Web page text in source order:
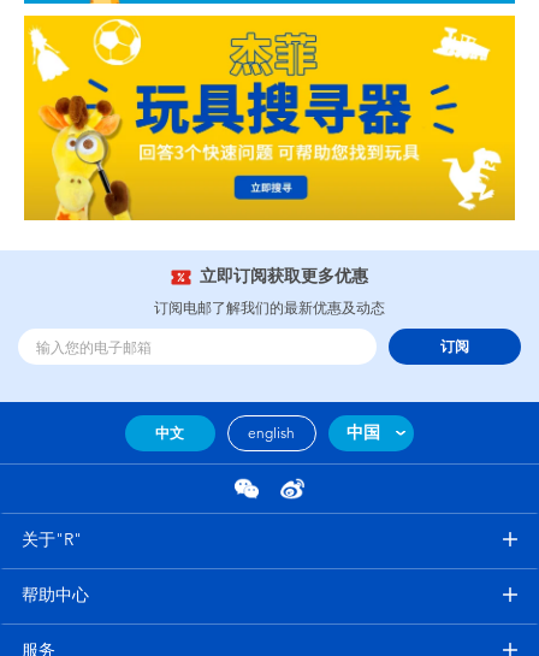
立即订阅获取更多优惠
订阅电邮了解我们的最新优惠及动态
订阅
中文 english 中国
关于"R"
帮助中心
服务